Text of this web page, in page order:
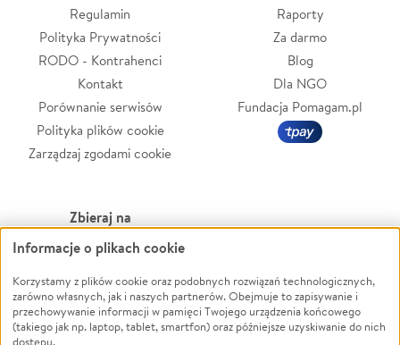
Regulamin
Polityka Prywatności
RODO - Kontrahenci
Kontakt
Porównanie serwisów
Polityka plików cookie
Zarządzaj zgodami cookie
Raporty
Za darmo
Blog
Dla NGO
Fundacja Pomagam.pl
Zbieraj na
Leczenie
Zwierzęta
Pożar
Ukraina
Powódź
Wichura
NGO
Informacje o plikach cookie
Korzystamy z plików cookie oraz podobnych rozwiązań technologicznych,
zarówno własnych, jak i naszych partnerów. Obejmuje to zapisywanie i
przechowywanie informacji w pamięci Twojego urządzenia końcowego
(takiego jak np. laptop, tablet, smartfon) oraz późniejsze uzyskiwanie do nich